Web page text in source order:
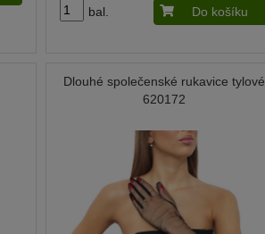
bal. Do košíku
Dlouhé společenské rukavice tylové
620172